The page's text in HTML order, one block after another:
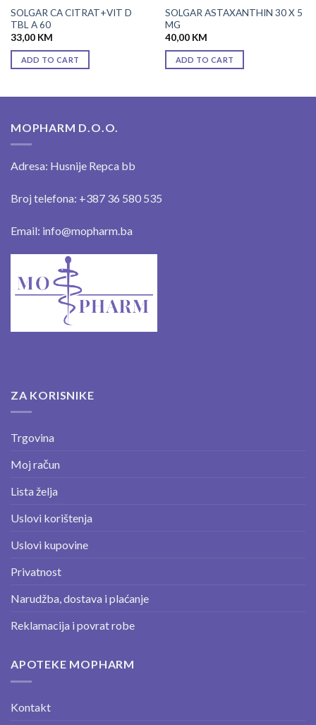
SOLGAR CA CITRAT+VIT D
TBL A 60
33,00 KM
ADD TO CART
SOLGAR ASTAXANTHIN 30 X 5
MG
40,00 KM
ADD TO CART
MOPHARM D.O.O.
Adresa: Husnije Repca bb
Broj telefona: +387 36 580 535
Email: info@mopharm.ba
ZA KORISNIKE
Trgovina
Moj račun
Lista želja
Uslovi korištenja
Uslovi kupovine
Privatnost
Narudžba, dostava i plaćanje
Reklamacija i povrat robe
APOTEKE MOPHARM
Kontakt